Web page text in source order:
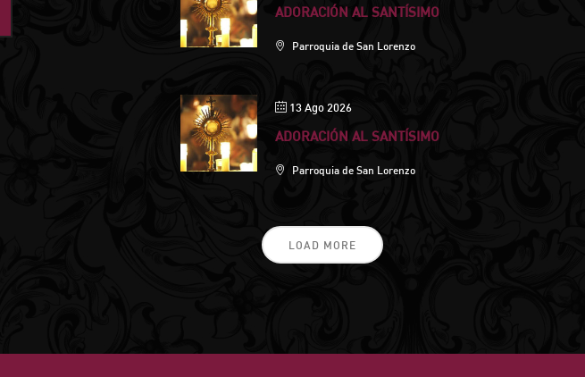
ADORACIÓN AL SANTÍSIMO
Parroquia de San Lorenzo
13 Ago 2026
ADORACIÓN AL SANTÍSIMO
Parroquia de San Lorenzo
LOAD MORE